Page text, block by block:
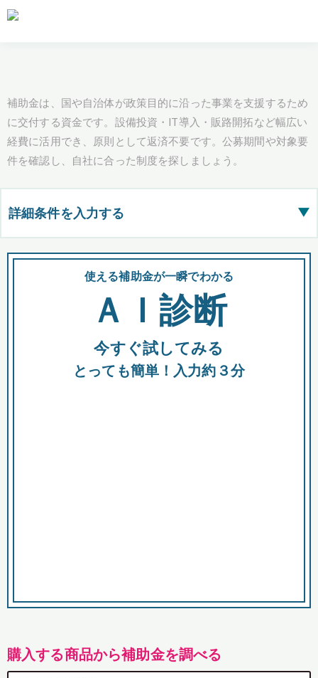
補助金は、国や自治体が政策目的に沿った事業を支援するため
に交付する資金です。設備投資・IT導入・販路開拓など幅広い
経費に活用でき、原則として返済不要です。公募期間や対象要
件を確認し、自社に合った制度を探しましょう。
詳細条件を入力する ▶
都道府県
全国の検索結果を含めて表示
助成金 融資 出資
使える補助金が一瞬でわかる
ＡＩ診断
今すぐ試してみる
とっても簡単！入力約３分
購入する商品から補助金を調べる